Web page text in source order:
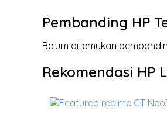
Pembanding HP
Belum ditemukan
Rekomendasi HP